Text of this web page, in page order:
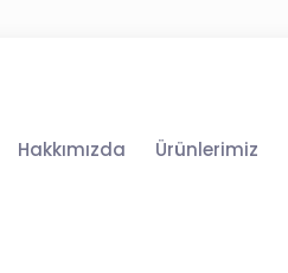
Hakkımızda Ürünlerimiz